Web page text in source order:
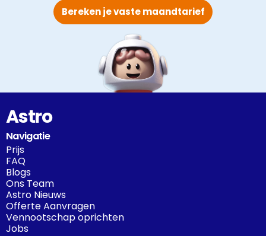
Bereken je vaste maandtarief
Astro
Navigatie
Prijs
FAQ
Blogs
Ons Team
Astro Nieuws
Offerte Aanvragen
Vennootschap oprichten
Jobs